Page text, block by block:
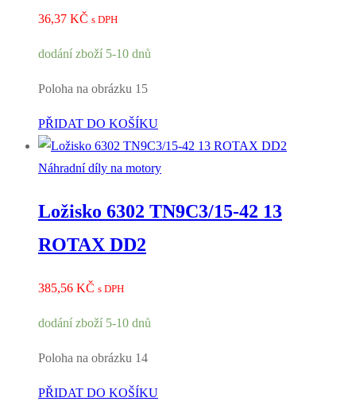
36,37 KČ s DPH
dodání zboží 5-10 dnů
Poloha na obrázku 15
PŘIDAT DO KOŠÍKU
Náhradní díly na motory
Ložisko 6302 TN9C3/15-42 13
ROTAX DD2
385,56 KČ s DPH
dodání zboží 5-10 dnů
Poloha na obrázku 14
PŘIDAT DO KOŠÍKU